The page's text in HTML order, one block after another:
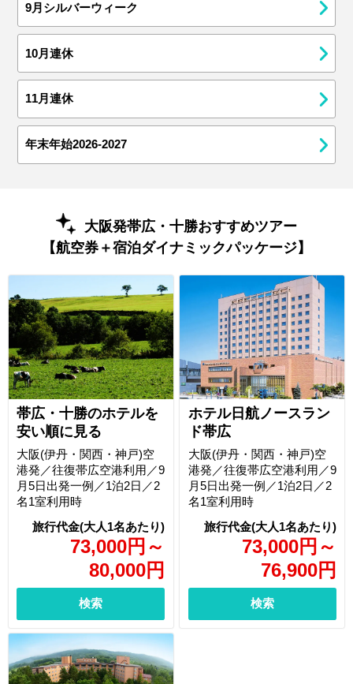
9月シルバーウィーク
10月連休
11月連休
年末年始2026-2027
大阪発帯広・十勝おすすめツアー
【航空券＋宿泊ダイナミックパッケージ】
帯広・十勝のホテルを
安い順に見る
73,000円 ～
80,000円
大阪(伊丹・関西・神戸)空
港発／往復帯広空港利用／9
月5日出発一例／1泊2日／2
名1室利用時
検索
ホテル日航ノースラン
ド帯広
73,000円 ～
76,900円
大阪(伊丹・関西・神戸)空
港発／往復帯広空港利用／9
月5日出発一例／1泊2日／2
名1室利用時
検索